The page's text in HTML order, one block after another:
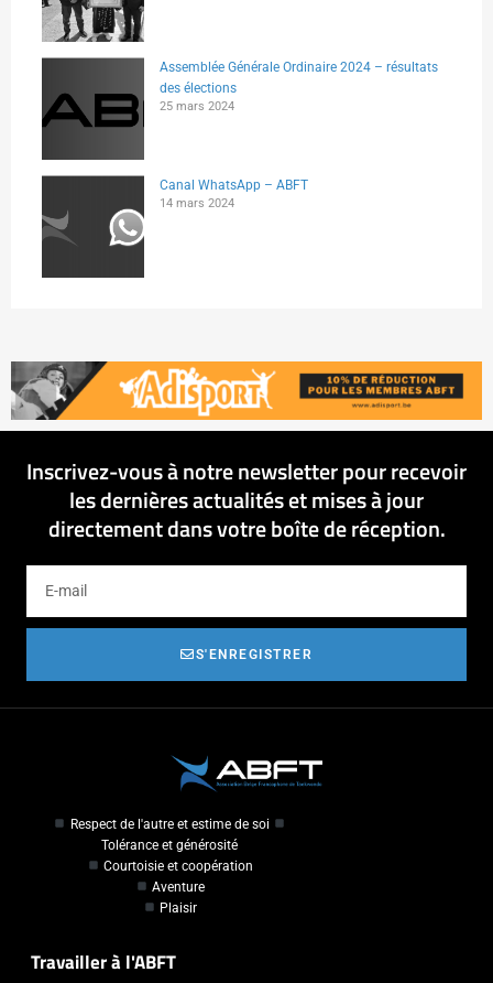
Assemblée Générale Ordinaire 2024 – résultats
des élections
25 mars 2024
Canal WhatsApp – ABFT
14 mars 2024
Inscrivez-vous à notre newsletter pour recevoir
les dernières actualités et mises à jour
directement dans votre boîte de réception.
S'ENREGISTRER
Respect de l'autre et estime de soi
Tolérance et générosité
Courtoisie et coopération
Aventure
Plaisir
Travailler à l'ABFT